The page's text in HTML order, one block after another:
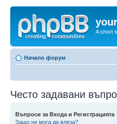
A short
Начало форум
Често задавани
Въпроси за Входа и Регистрацията
Защо не мога да вляза?